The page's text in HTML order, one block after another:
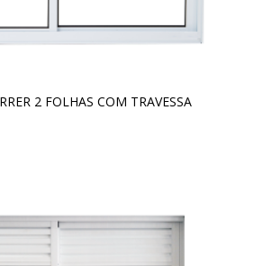
2 FOLHAS COM TRAVESSA